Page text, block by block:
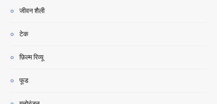
जीवन शैली
टेक
फ़िल्म रिव्यू
फूड